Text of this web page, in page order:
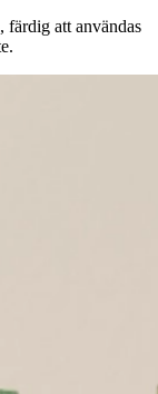
, färdig att användas